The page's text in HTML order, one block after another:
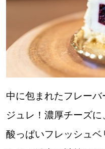
中に包まれたフレー
ジュレ！濃厚チーズ
酸っぱいフレッシュ